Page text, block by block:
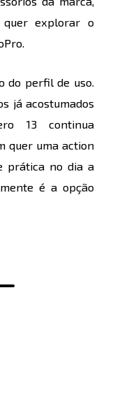
explorar o
do perfil de uso.
já acostumados
13 continua
quer uma action
prática no dia a
é a opção